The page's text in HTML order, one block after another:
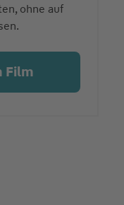
ohne auf
Film